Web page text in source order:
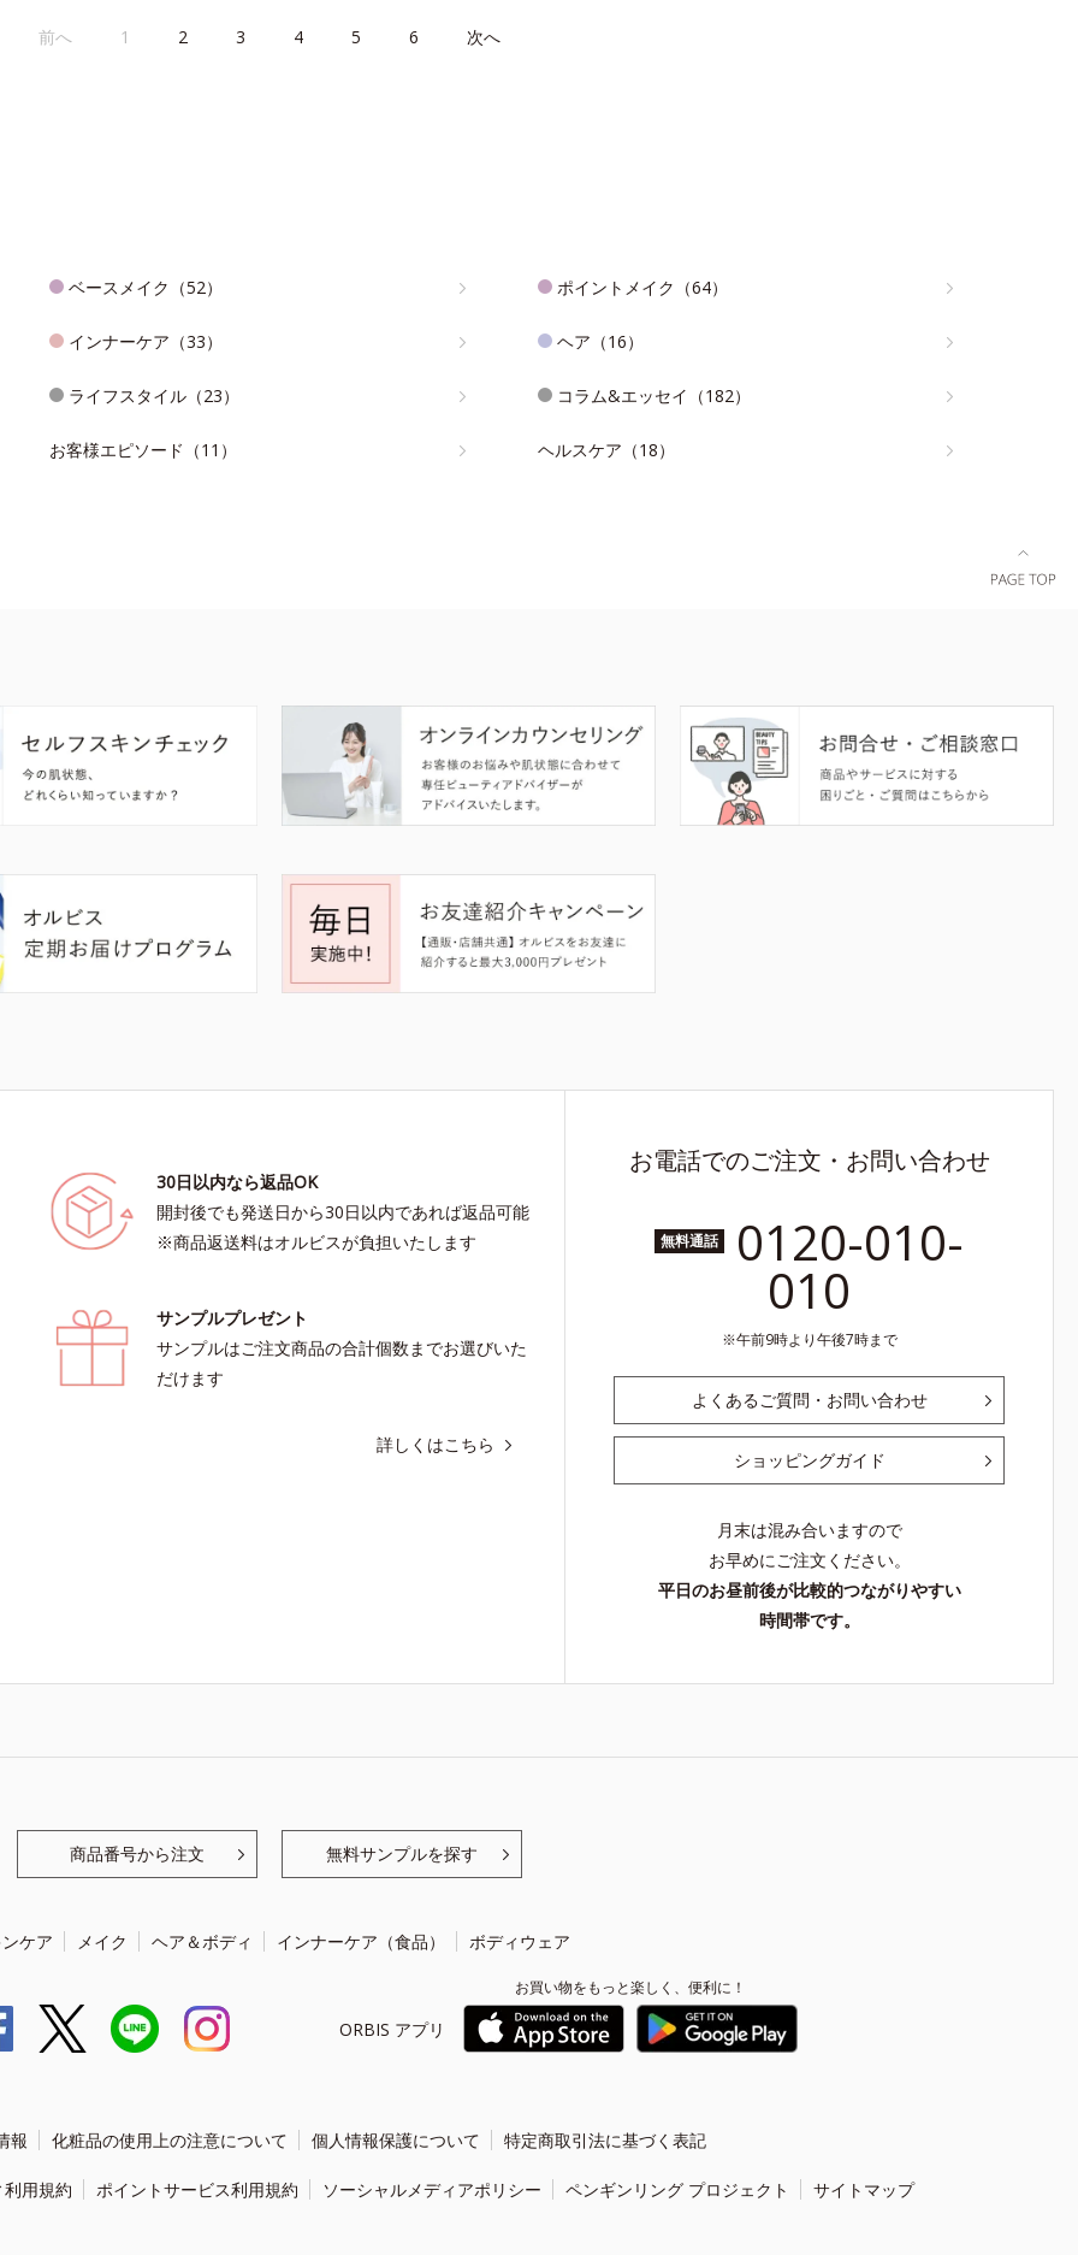
前へ 1 2 3 4 5 6 次へ
ベースメイク（52） ポイントメイク（64）
インナーケア（33） ヘア（16）
ライフスタイル（23） コラム&エッセイ（182）
お客様エピソード（11） ヘルスケア（18）
30日以内なら返品OK
開封後でも発送日から30日以内であれば返品可能
※商品返送料はオルビスが負担いたします
サンプルプレゼント
サンプルはご注文商品の合計個数までお選びいた
だけます
詳しくはこちら
お電話でのご注文・お問い合わせ
無料通話 0120-010-
010
午前9時より午後7時まで
よくあるご質問・お問い合わせ
ショッピングガイド
月末は混み合いますので
お早めにご注文ください。
平日のお昼前後が比較的つながりやすい
時間帯です。
商品番号から注文 無料サンプルを探す
ケア メイク ヘア＆ボディ インナーケア（食品） ボディウェア
ORBIS アプリ
お買い物をもっと楽しく、便利に！
報 化粧品の使用上の注意について 個人情報保護について 特定商取引法に基づく表記
用規約 ポイントサービス利用規約 ソーシャルメディアポリシー ペンギンリング プロジェクト サイトマップ